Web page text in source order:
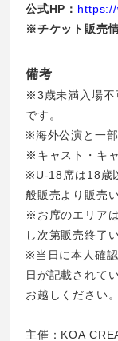
公式HP：
※チケット販売
備考
※3歳未満入場不
です。
※海外公演と一部
※キャスト・キ
※U-18席は18歳
般販売より販売
※お席のエリア
し次第販売終了
※当日に本人確
日が記載されて
お越しください。
主催：KOA